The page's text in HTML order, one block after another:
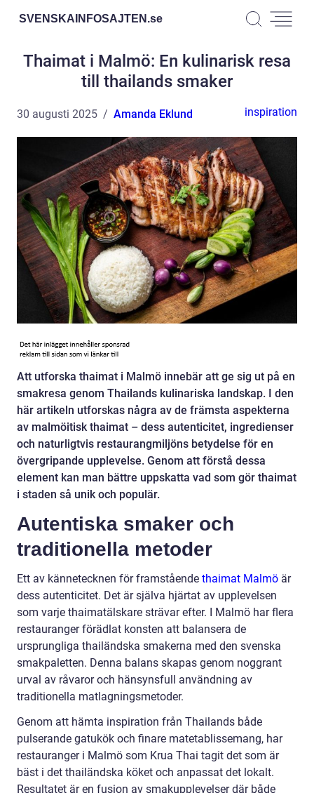
SVENSKAINFOSAJTEN.se
Thaimat i Malmö: En kulinarisk resa
till thailands smaker
30 augusti 2025 Amanda Eklund inspiration
Att utforska thaimat i Malmö innebär att ge sig ut på en
smakresa genom Thailands kulinariska landskap. I den
här artikeln utforskas några av de främsta aspekterna
av malmöitisk thaimat – dess autenticitet, ingredienser
och naturligtvis restaurangmiljöns betydelse för en
övergripande upplevelse. Genom att förstå dessa
element kan man bättre uppskatta vad som gör thaimat
i staden så unik och populär.
Autentiska smaker och
traditionella metoder
Ett av kännetecknen för framstående thaimat Malmö är
dess autenticitet. Det är själva hjärtat av upplevelsen
som varje thaimatälskare strävar efter. I Malmö har flera
restauranger förädlat konsten att balansera de
ursprungliga thailändska smakerna med den svenska
smakpaletten. Denna balans skapas genom noggrant
urval av råvaror och hänsynsfull användning av
traditionella matlagningsmetoder.
Genom att hämta inspiration från Thailands både
pulserande gatukök och finare matetablissemang, har
restauranger i Malmö som Krua Thai tagit det som är
bäst i det thailändska köket och anpassat det lokalt.
Resultatet är en fusion av smakupplevelser där både